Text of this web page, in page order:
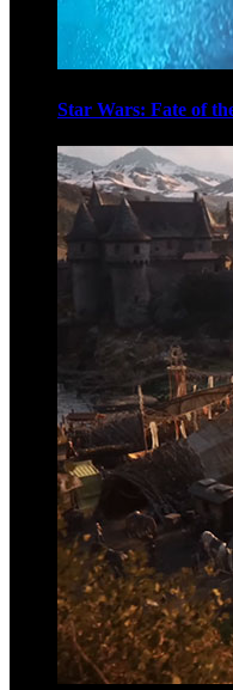
Star Wars: Fate of